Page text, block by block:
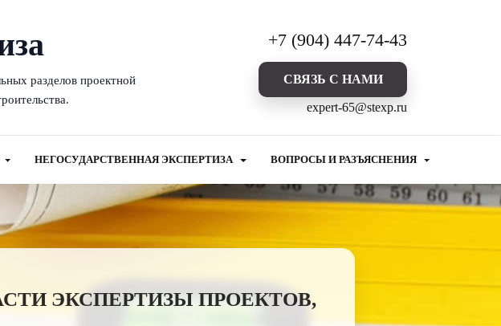
разделов проектной
+7 (904) 447-74-43
CВЯЗЬ С НАМИ
expert-65@stexp.ru
НЕГОСУДАРСТВЕННАЯ ЭКСПЕРТИЗА ВОПРОСЫ И РАЗЪЯСНЕНИЯ
ЭКСПЕРТИЗЫ ПРОЕКТОВ,